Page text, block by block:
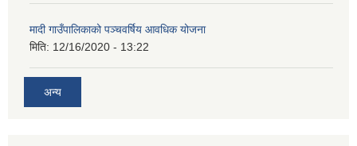
मादी गाउँपालिकाको पञ्चवर्षिय आवधिक योजना
मिति: 12/16/2020 - 13:22
अन्य